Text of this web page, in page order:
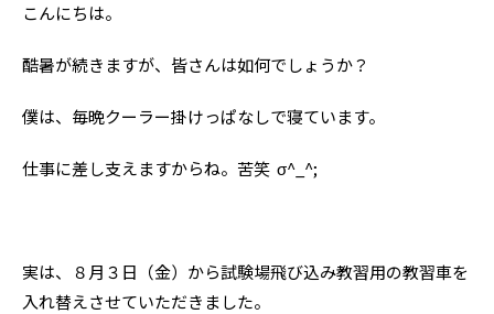
こんにちは。
酷暑が続きますが、皆さんは如何でしょうか？
僕は、毎晩クーラー掛けっぱなしで寝ています。
仕事に差し支えますからね。苦笑 σ^_^;
実は、８月３日（金）から試験場飛び込み教習用の教習車を
入れ替えさせていただきました。